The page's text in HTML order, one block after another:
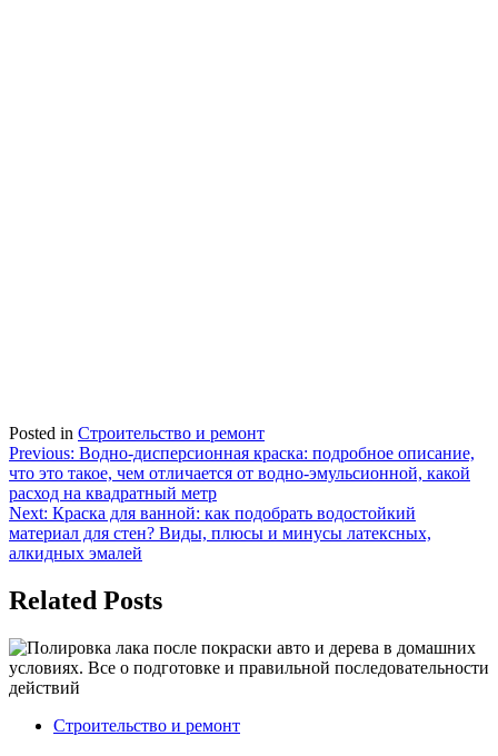
Posted in Строительство и ремонт
Навигация
по
записям
Previous: Водно-дисперсионная краска: подробное описание,
что это такое, чем отличается от водно-эмульсионной, какой
расход на квадратный метр
Next: Краска для ванной: как подобрать водостойкий
материал для стен? Виды, плюсы и минусы латексных,
алкидных эмалей
Related Posts
Строительство и ремонт